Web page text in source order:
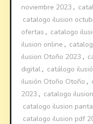
noviembre 2023 ,
catalogo ilusion
ofertas , catalogo
ilusion online ,
ilusion Otoño 2023 ,
digital , catálogo
ilusión Otoño Otoño ,
2023 , catalogo
catalogo ilusion
catalogo ilusion pdf